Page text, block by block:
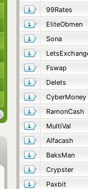
99Rates
EliteObmen
Sona
Fswap
Delets
CyberMoney
RamonCash
MultiVal
Alfacash
BaksMan
Crypster
Paxbit